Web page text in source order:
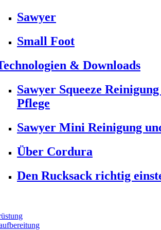
Sawyer
Small Foot
& Downloads
Sawyer Squeeze
Pflege
Sawyer Mini Reinigung
Über Cordura
Den Rucksack richtig